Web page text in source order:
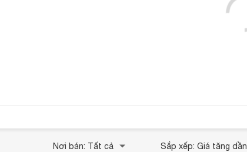
Nơi bán: Tất cả Sắp xếp: Giá tăng dần